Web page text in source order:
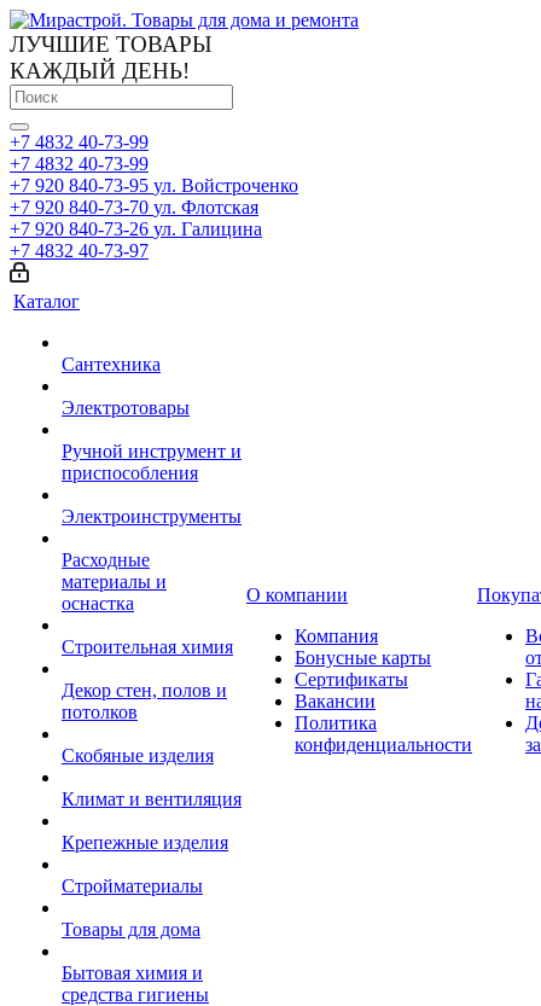
ЛУЧШИЕ ТОВАРЫ
КАЖДЫЙ ДЕНЬ!
+7 4832 40-73-99
+7 4832 40-73-99
+7 920 840-73-95 ул. Войстроченко
+7 920 840-73-70 ул. Флотская
+7 920 840-73-26 ул. Галицина
+7 4832 40-73-97
Каталог
Сантехника
Электротовары
Ручной инструмент и
приспособления
Электроинструменты
Расходные
материалы и
оснастка
Строительная химия
Декор стен, полов и
потолков
Скобяные изделия
Климат и вентиляция
Крепежные изделия
Стройматериалы
Товары для дома
Бытовая химия и
средства гигиены
О компании
Компания
Бонусные карты
Сертификаты
Вакансии
Политика
конфиденциальности